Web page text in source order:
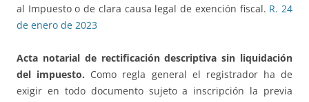
al Impuesto o de clara causa legal de exención fiscal. R. 24
de enero de 2023
Acta notarial de rectificación descriptiva sin liquidación
del impuesto. Como regla general el registrador ha de
exigir en todo documento sujeto a inscripción la previa